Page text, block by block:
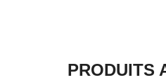
PRODUITS